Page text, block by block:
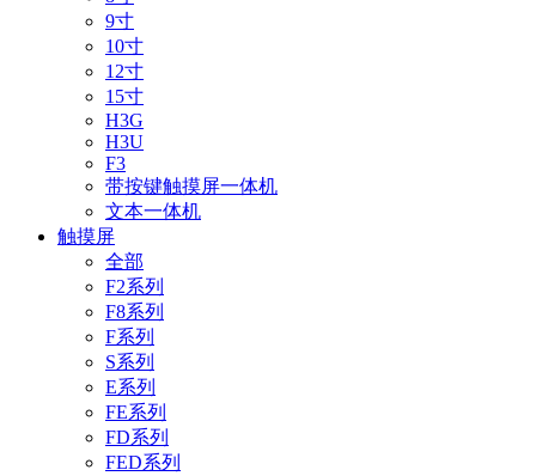
9寸
10寸
12寸
15寸
H3G
H3U
F3
带按键触摸屏一体机
文本一体机
触摸屏
全部
F2系列
F8系列
F系列
S系列
E系列
FE系列
FD系列
FED系列